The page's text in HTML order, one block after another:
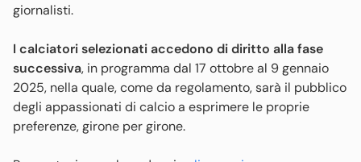
giornalisti.
I calciatori selezionati accedono di diritto alla fase
successiva, in programma dal 17 ottobre al 9 gennaio
2025, nella quale, come da regolamento, sarà il pubblico
degli appassionati di calcio a esprimere le proprie
preferenze, girone per girone.